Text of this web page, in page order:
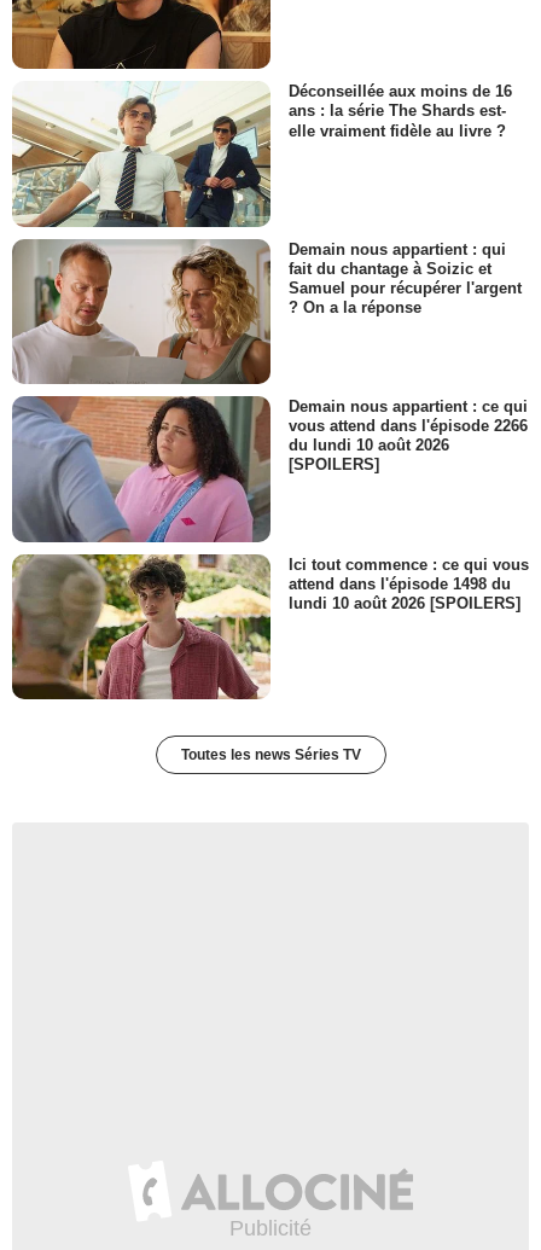
Déconseillée aux moins de 16
ans : la série The Shards est-
elle vraiment fidèle au livre ?
Demain nous appartient : qui
fait du chantage à Soizic et
Samuel pour récupérer l'argent
? On a la réponse
Demain nous appartient : ce qui
vous attend dans l'épisode 2266
du lundi 10 août 2026
[SPOILERS]
Ici tout commence : ce qui vous
attend dans l'épisode 1498 du
lundi 10 août 2026 [SPOILERS]
Toutes les news Séries TV